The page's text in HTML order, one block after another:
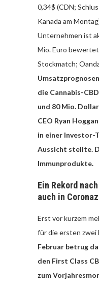
0,34$ (CDN;
Kanada am
Unternehmen ist
Mio. Euro
Stockmatch;
die Cannabis-
und 80 Mio.
CEO Ryan
in einer Investor-
Aussicht stellte.
Immunprodukte.
Ein Rekord
auch in
Erst vor kurzem
für die ersten zwei
Februar betrug
den First Class
zum